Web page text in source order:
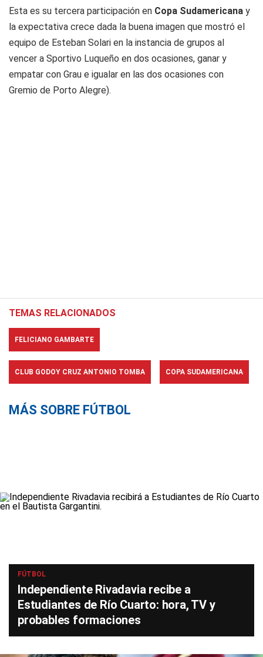
Esta es su tercera participación en Copa Sudamericana y
la expectativa crece dada la buena imagen que mostró el
equipo de Esteban Solari en la instancia de grupos al
vencer a Sportivo Luqueño en dos ocasiones, ganar y
empatar con Grau e igualar en las dos ocasiones con
Gremio de Porto Alegre).
TEMAS RELACIONADOS
FELICIANO GAMBARTE
CLUB GODOY CRUZ ANTONIO TOMBA COPA SUDAMERICANA
MÁS SOBRE FÚTBOL
FÚTBOL
Independiente Rivadavia recibe a
Estudiantes de Río Cuarto: hora, TV y
probables formaciones